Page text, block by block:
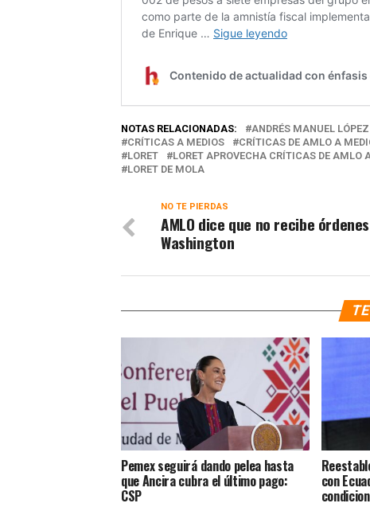
NOTAS RELACIONADAS: ANDRÉS MANUEL
CRÍTICAS A MEDIOS
CRÍTICAS DE AMLO A
LORET
LORET APROVECHA CRÍTICAS DE AMLO
LORET DE MOLA
NO TE PIERDAS
AMLO dice que no recibe
Washington
Pemex seguirá dando pelea hasta
que Ancira cubra el último pago:
CSP
con